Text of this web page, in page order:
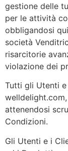
gestione delle
per le attività
obbligandosi
società
risarcitorie
violazione dei
Tutti gli Utenti
attenendosi
Condizioni.
Gli Utenti e i